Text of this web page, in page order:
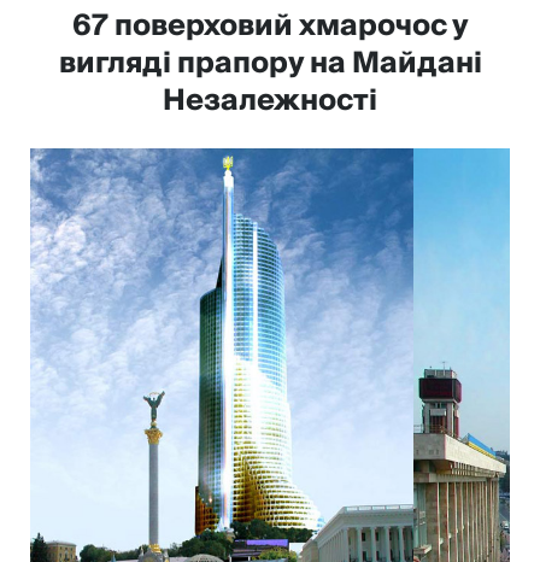
67 поверховий хмарочос у
вигляді прапору на Майдані
Незалежності